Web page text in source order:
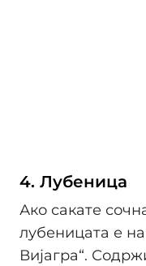
4. Лубеница
Ако сакате
лубеницата е
Вијагра“.